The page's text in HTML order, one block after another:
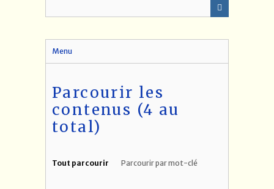
Menu
Parcourir les
contenus (4 au
total)
Tout parcourir Parcourir par mot-clé